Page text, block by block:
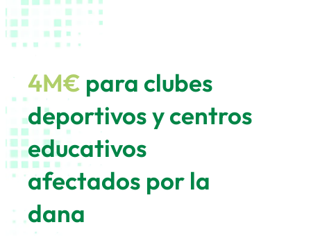
4M€ para clubes
deportivos y centros
educativos
afectados por la
dana